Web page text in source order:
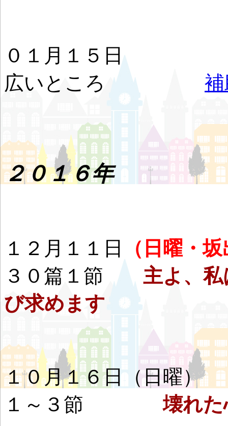
０１月１
広いところ
２０１６年
１２月１１日
（日曜・
３０篇１節 主よ、
び求めます
１０月１６日（日曜
１～３節壊れ